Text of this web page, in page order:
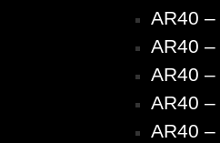
AR40
AR40
AR40
AR40
AR40